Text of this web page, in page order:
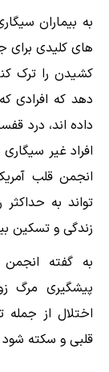
به بیماران
های کلیدی برای
کشیدن را ترک
دهد که افرادی
داده اند، درد
افراد غیر
انجمن قلب
تواند به
زندگی و تسکین
به گفته
پیشگیری مرگ
اختلال از
قلبی و سکته